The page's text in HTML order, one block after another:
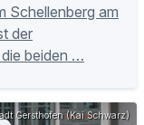
Schellenberg am
der
beiden …
Gersthofen (Kai Schwarz)